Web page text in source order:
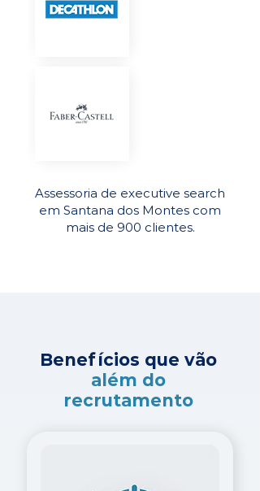
Assessoria de executive search
em Santana dos Montes com
mais de 900 clientes.
Benefícios que vão
além do
recrutamento